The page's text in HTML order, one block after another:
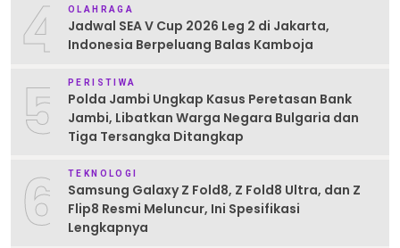
4 OLAHRAGA
Jadwal SEA V Cup 2026 Leg 2 di Jakarta,
Indonesia Berpeluang Balas Kamboja
5 PERISTIWA
Polda Jambi Ungkap Kasus Peretasan Bank
Jambi, Libatkan Warga Negara Bulgaria dan
Tiga Tersangka Ditangkap
6 TEKNOLOGI
Samsung Galaxy Z Fold8, Z Fold8 Ultra, dan Z
Flip8 Resmi Meluncur, Ini Spesifikasi
Lengkapnya